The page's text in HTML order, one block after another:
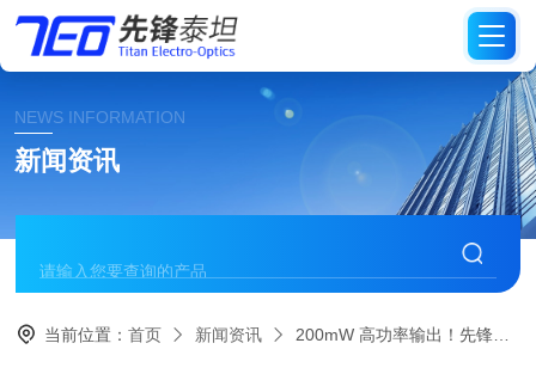
NEWS INFORMATION
新闻资讯
当前位置：首页 新闻资讯 200mW 高功率输出！先锋泰坦引进德国 Crylas 266nm 深紫外稳频激光器样机